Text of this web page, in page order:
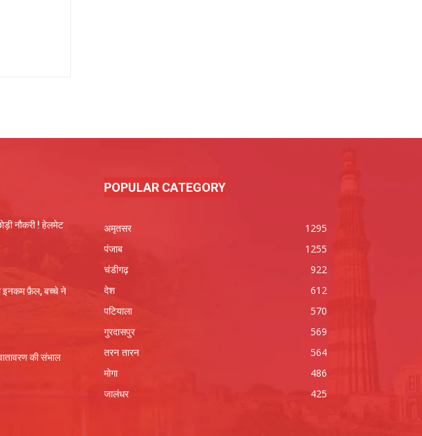
नौकरी ! हेलमेट
इनकम फ़ैल, बच्चे ने
की संभाल
POPULAR CATEGORY
अमृतसर
1295
पंजाब
1255
चंडीगढ़
922
देश
612
पटियाला
570
गुरदासपुर
569
तरन तारन
564
मोगा
486
जालंधर
425